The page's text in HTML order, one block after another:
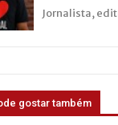
Jornalista,
gostar também